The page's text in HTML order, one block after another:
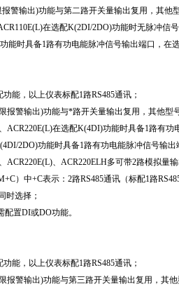
警输出)功能与第二路开关量输出复用，其他
在选配K(2DI/2DO)功能时无脉冲信
能时具备1路有功电能脉冲信号输出端口，在
能，以上仪表标配1路RS485通讯；
报警输出)功能与*路开关量输出复用，其他型
ACR220E(L)在选配K(4DI)功能时具备1路有
2DO)功能时具备1路有功电能脉冲信号输出
ACR220E(L)、ACR220ELH多可带2路模拟量输
）中+C表示：2路RS485通讯（标配1路
时选择；
置DI或DO功能。
能，以上仪表标配1路RS485通讯；
报警输出)功能与第三路开关量输出复用，其